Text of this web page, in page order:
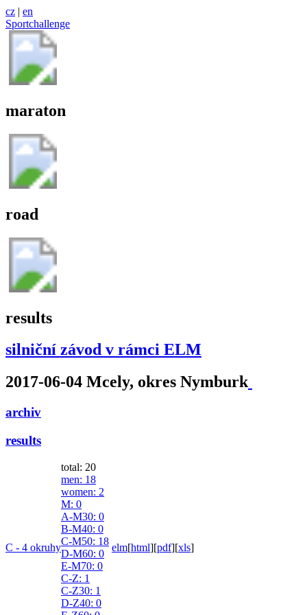
cz | en
Sportchallenge
maraton
road
results
silniční závod v rámci ELM
2017-06-04 Mcely, okres Nymburk
archiv
results
C - 4 okruhy
total: 20
men: 18
women: 2
M: 0
A-M30: 0
B-M40: 0
C-M50: 18
D-M60: 0
E-M70: 0
C-Z: 1
C-Z30: 1
D-Z40: 0
elm[html][pdf][xls]